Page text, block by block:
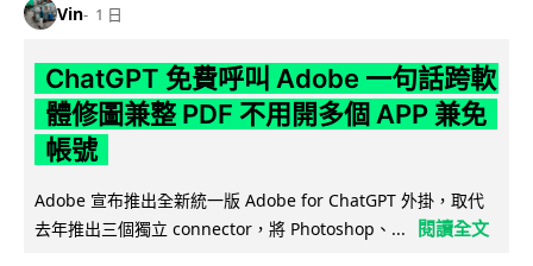
Vin 1 日
ChatGPT 免費呼叫 Adobe 一句話跨軟
體修圖兼整 PDF 不用開多個 APP 兼免
帳號
Adobe 宣布推出全新統一版 Adobe for ChatGPT 外掛，取代
去年推出三個獨立 connector，將 Photoshop、...
閱讀全文